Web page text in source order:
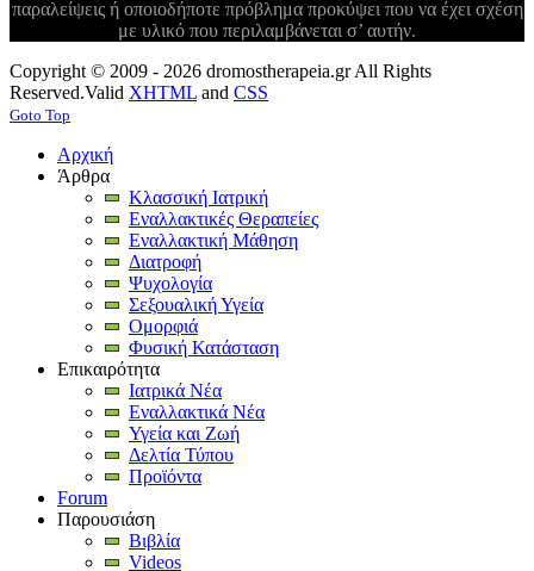
παραλείψεις ή οποιοδήποτε πρόβλημα προκύψει που να έχει σχέση
με υλικό που περιλαμβάνεται σ’ αυτήν.
Copyright © 2009 - 2026 dromostherapeia.gr All Rights
Reserved.Valid XHTML and CSS
Goto Top
Αρχική
Άρθρα
Κλασσική Ιατρική
Εναλλακτικές Θεραπείες
Εναλλακτική Μάθηση
Διατροφή
Ψυχολογία
Σεξουαλική Υγεία
Ομορφιά
Φυσική Κατάσταση
Επικαιρότητα
Ιατρικά Νέα
Εναλλακτικά Νέα
Υγεία και Ζωή
Δελτία Τύπου
Προϊόντα
Forum
Παρουσιάση
Βιβλία
Videos